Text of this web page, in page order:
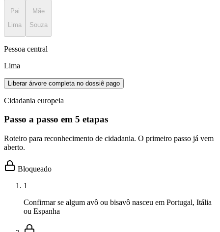
Pai
Lima
Mãe
Souza
Pessoa central
Lima
Liberar árvore completa no dossiê pago
Cidadania europeia
Passo a passo em 5 etapas
Roteiro para reconhecimento de cidadania. O primeiro passo já vem
aberto.
Bloqueado
1
Confirmar se algum avô ou bisavô nasceu em Portugal, Itália
ou Espanha